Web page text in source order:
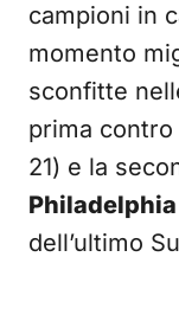
campioni in
momento
sconfitte
prima contro
21) e la
Philadelphia
dell’ultimo